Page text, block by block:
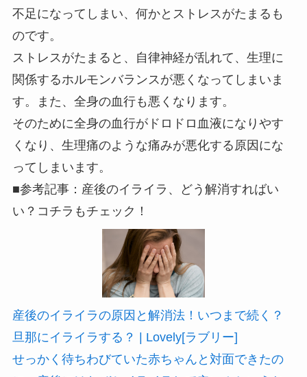
不足になってしまい、何かとストレスがたまるも
のです。
ストレスがたまると、自律神経が乱れて、生理に
関係するホルモンバランスが悪くなってしまいま
す。また、全身の血行も悪くなります。
そのために全身の血行がドロドロ血液になりやす
くなり、生理痛のような痛みが悪化する原因にな
ってしまいます。
■参考記事：産後のイライラ、どう解消すればい
い？コチラもチェック！
産後のイライラの原因と解消法！いつまで続く？
旦那にイライラする？ | Lovely[ラブリー]
せっかく待ちわびていた赤ちゃんと対面できたの